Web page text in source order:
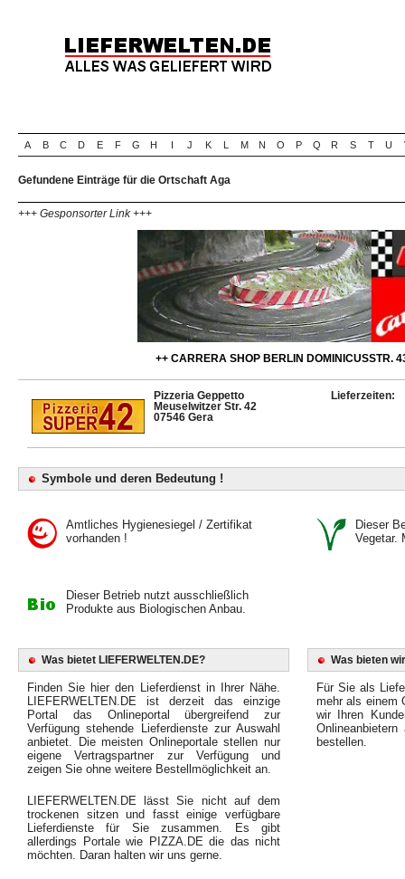
A B C D E F G H I J K L M N O P Q R S T U
Gefundene Einträge für die Ortschaft Aga
+++ Gesponsorter Link +++
++ CARRERA SHOP BERLIN DOMINICUSSTR.
Pizzeria Geppetto
Meuselwitzer Str. 42
07546 Gera
Lieferzeiten:
Symbole und deren Bedeutung !
Amtliches Hygienesiegel / Zertifikat
vorhanden !
Dieser
Vegetar.
Dieser Betrieb nutzt ausschließlich
Produkte aus Biologischen Anbau.
Was bietet LIEFERWELTEN.DE?
Finden Sie hier den Lieferdienst in Ihrer Nähe.
LIEFERWELTEN.DE ist derzeit das einzige
Portal das Onlineportal übergreifend zur
Verfügung stehende Lieferdienste zur Auswahl
anbietet. Die meisten Onlineportale stellen nur
eigene Vertragspartner zur Verfügung und
zeigen Sie ohne weitere Bestellmöglichkeit an.
LIEFERWELTEN.DE lässt Sie nicht auf dem
trockenen sitzen und fasst einige verfügbare
Lieferdienste für Sie zusammen. Es gibt
allerdings Portale wie PIZZA.DE die das nicht
möchten. Daran halten wir uns gerne.
Was bieten
Für Sie als
mehr als einem
wir Ihren
bestellen.